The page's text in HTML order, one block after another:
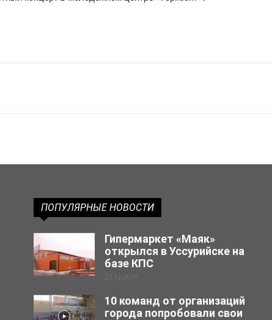
ПОПУЛЯРНЫЕ НОВОСТИ
Гипермаркет «Маяк»
открылся в Уссурийске на
базе КПС
23.12.2019
10 команд от организаций
города попробовали свои